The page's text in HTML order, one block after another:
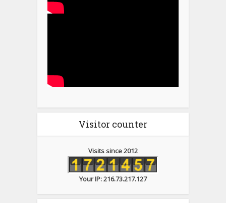
Visitor counter
Visits since 2012
Your IP: 216.73.217.127